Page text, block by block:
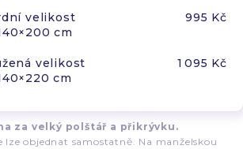
velikost
cm
995 Kč
velikost
cm
1 095 Kč
za velký polštář a přikrývku.
lze objednat samostatně. Na manželskou